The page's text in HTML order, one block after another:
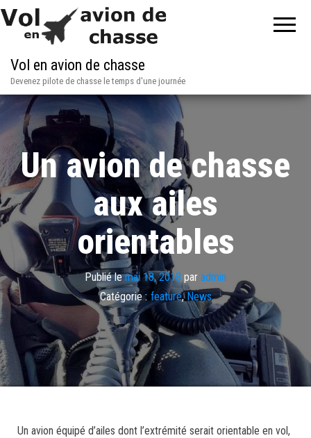
Vol en avion de chasse
Devenez pilote de chasse le temps d'une journée
Un avion de chasse
aux ailes
orientables
Publié lemai 18, 2018 par admin
Catégorie : feature,News
Un avion équipé d’ailes dont l’extrémité serait orientable en vol,